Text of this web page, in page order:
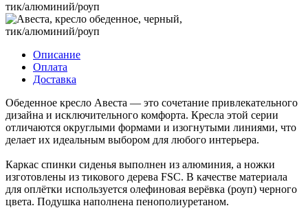
Описание
Оплата
Доставка
Обеденное кресло Авеста — это сочетание привлекательного
дизайна и исключительного комфорта. Кресла этой серии
отличаются округлыми формами и изогнутыми линиями, что
делает их идеальным выбором для любого интерьера.
Каркас спинки сиденья выполнен из алюминия, а ножки
изготовлены из тикового дерева FSC. В качестве материала
для оплётки используется олефиновая верёвка (роуп) черного
цвета. Подушка наполнена пенополиуретаном.